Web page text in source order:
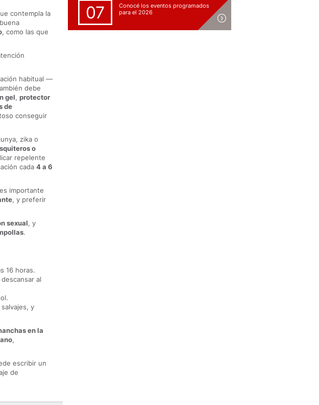
contempla la
, como las que
habitual —
debe
gel, protector
de
conseguir
zika o
o
repelente
cada 4 a 6
importante
, y preferir
sexual, y
.
16 horas.
al
y
en la
,
escribir un
de
07
Conocé los eventos programados
para el 2026